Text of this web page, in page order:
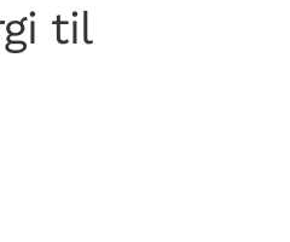
til